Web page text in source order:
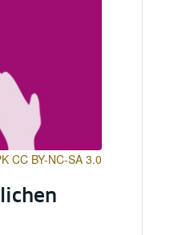
CC BY-NC-SA 3.0